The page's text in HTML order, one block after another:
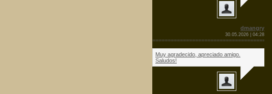
dmangry
30.05.2026 | 04:28
Muy agradecido, apreciado amigo.
Saludos!